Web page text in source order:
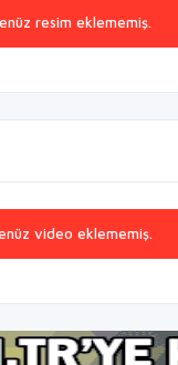
resim eklememiş.
video eklememiş.